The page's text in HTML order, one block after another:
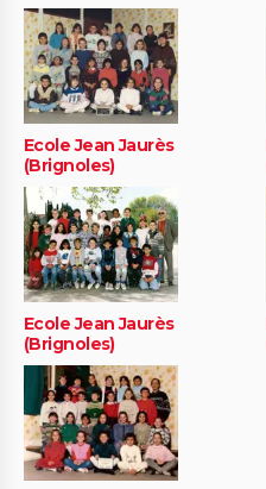
Ecole Jean Jaurès
(Brignoles)
Ecole Jean Jaurès
(Brignoles)